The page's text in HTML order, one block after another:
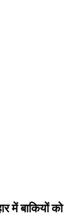
में बाकियों को